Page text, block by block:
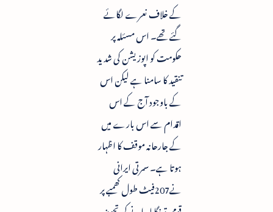
کے خلاف نعرے لگائے
گئے تھے۔ اس مسئلہ پر
حکومت کو اپوزیشن کی شدید
تنقید کا سامنا ہے لیکن اس
کے باوجود آج کے اس
اقدام سے اس بارے میں
کے جارحانہ موقف کا اظہار
ہوتا ہے۔ سمرتی ایرانی
نے207فیٹ طول کھمبے پر